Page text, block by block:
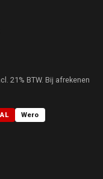
21% BTW. Bij afrekenen
Wero